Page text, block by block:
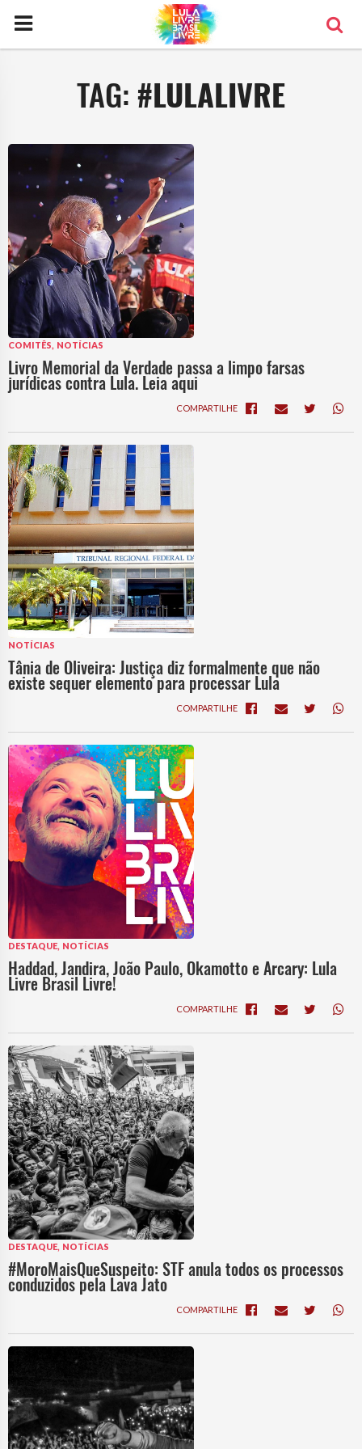
TAG:#LULALIVRE
COMITÊS, NOTÍCIAS
Livro Memorial da Verdade passa a limpo farsas
jurídicas contra Lula. Leia aqui
COMPARTILHE
NOTÍCIAS
Tânia de Oliveira: Justiça diz formalmente que não
existe sequer elemento para processar Lula
COMPARTILHE
DESTAQUE, NOTÍCIAS
Haddad, Jandira, João Paulo, Okamotto e Arcary: Lula
Livre Brasil Livre!
COMPARTILHE
DESTAQUE, NOTÍCIAS
#MoroMaisQueSuspeito: STF anula todos os processos
conduzidos pela Lava Jato
COMPARTILHE